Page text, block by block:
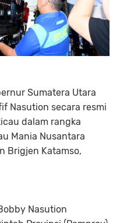
Sumatera Utara
Nasution secara resmi
dalam rangka
Mania Nusantara
Brigjen Katamso,
Nasution